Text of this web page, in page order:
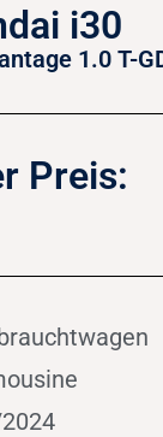
i30
1.0 T-
Preis: